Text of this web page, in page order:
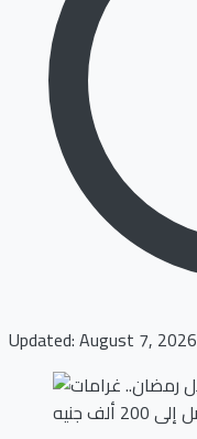
Updated: August 7, 2026